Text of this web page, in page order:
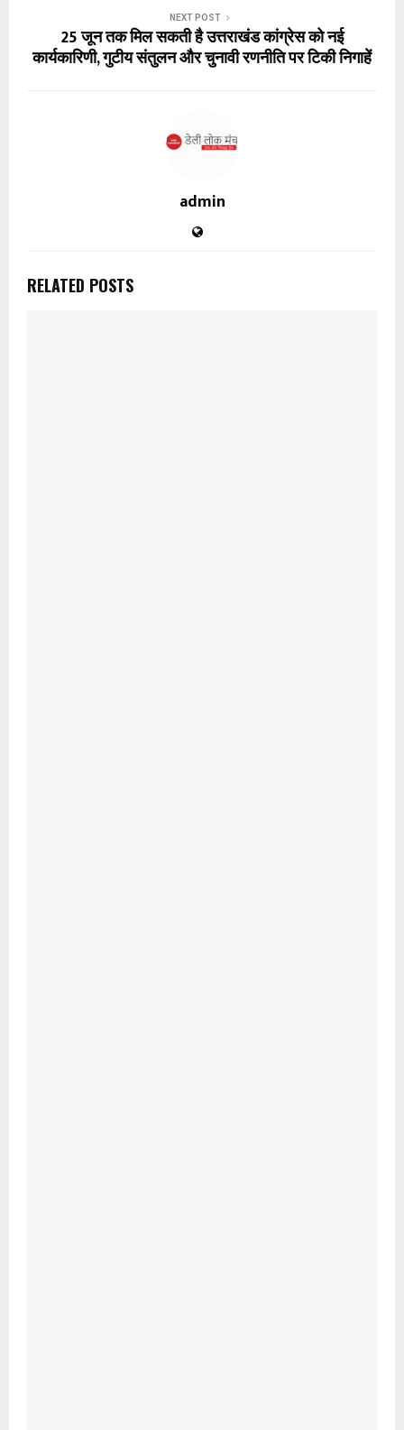
NEXT POST
25 जून तक मिल सकती है उत्तराखंड कांग्रेस को नई
कार्यकारिणी, गुटीय संतुलन और चुनावी रणनीति पर टिकी निगाहें
admin
RELATED POSTS